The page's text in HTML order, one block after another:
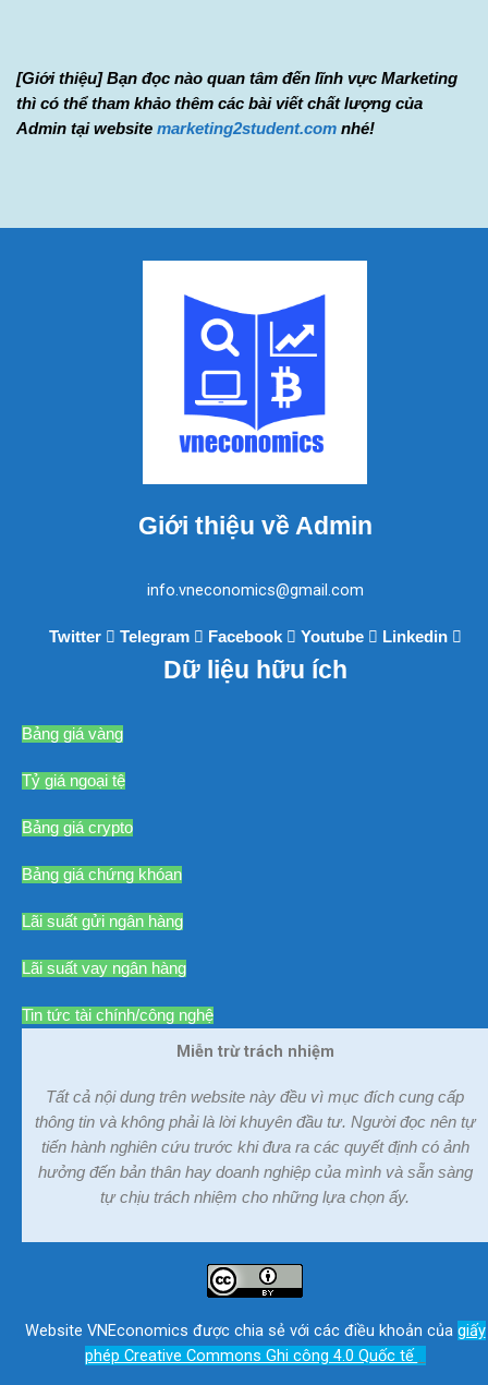
Xem thêm ứng dụng của Blockchain
[Giới thiệu] Bạn đọc nào quan tâm đến lĩnh vực Marketing
thì có thể tham khảo thêm các bài viết chất lượng của
Admin tại website marketing2student.com nhé!
Giới thiệu về Admin
info.vneconomics@gmail.com
Twitter Telegram Facebook Youtube Linkedin
Dữ liệu hữu ích
Bảng giá vàng
Tỷ giá ngoại tệ
Bảng giá crypto
Bảng giá chứng khóan
Lãi suất gửi ngân hàng
Lãi suất vay ngân hàng
Tin tức tài chính/công nghệ
Miễn trừ trách nhiệm
Tất cả nội dung trên website này đều vì mục đích cung cấp
thông tin và không phải là lời khuyên đầu tư. Người đọc nên tự
tiến hành nghiên cứu trước khi đưa ra các quyết định có ảnh
hưởng đến bản thân hay doanh nghiệp của mình và sẵn sàng
tự chịu trách nhiệm cho những lựa chọn ấy.
Website VNEconomics được chia sẻ với các điều khoản của giấy
phép Creative Commons Ghi công 4.0 Quốc tế .